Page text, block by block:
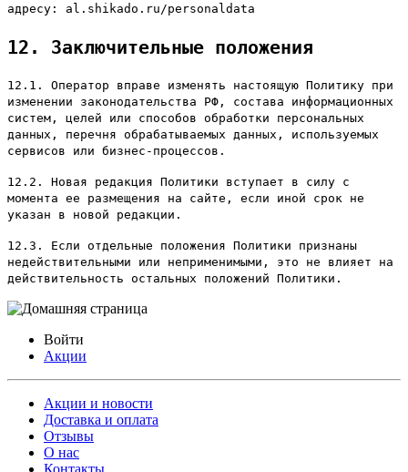
адресу: al.shikado.ru/personaldata
12. Заключительные положения
12.1. Оператор вправе изменять настоящую Политику при
изменении законодательства РФ, состава информационных
систем, целей или способов обработки персональных
данных, перечня обрабатываемых данных, используемых
сервисов или бизнес-процессов.
12.2. Новая редакция Политики вступает в силу с
момента ее размещения на сайте, если иной срок не
указан в новой редакции.
12.3. Если отдельные положения Политики признаны
недействительными или неприменимыми, это не влияет на
действительность остальных положений Политики.
Войти
Акции
Акции и новости
Доставка и оплата
Отзывы
О нас